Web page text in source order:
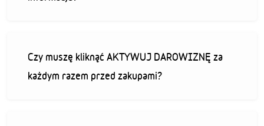
Czy muszę kliknąć AKTYWUJ DAROWIZNĘ za
każdym razem przed zakupami?